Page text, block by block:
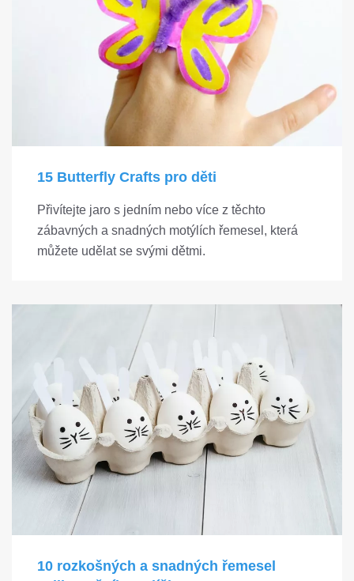
15 Butterfly Crafts pro děti
Přivítejte jaro s jedním nebo více z těchto
zábavných a snadných motýlích řemesel, která
můžete udělat se svými dětmi.
10 rozkošných a snadných řemesel